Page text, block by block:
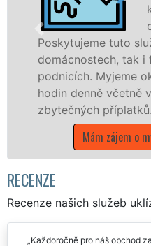
kompletně v celém
okrese Pardubice.
službu jak v
i firmách či výrobních
okna NON-STOP 24
víkendů a svátků bez
o mytí oken v Dašicích
RECENZE
Recenze našich služeb